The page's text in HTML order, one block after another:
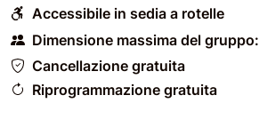
Accessibile in sedia a rotelle
Dimensione massima del gruppo:
Cancellazione gratuita
Riprogrammazione gratuita